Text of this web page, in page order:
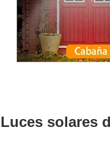
Luces solares